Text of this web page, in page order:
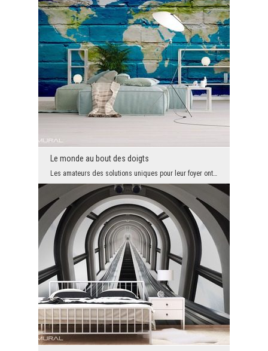
Le monde au bout des doigts
Les amateurs des solutions uniques pour leur foyer ont enfin trouvé quelque chose spéciale pour e...